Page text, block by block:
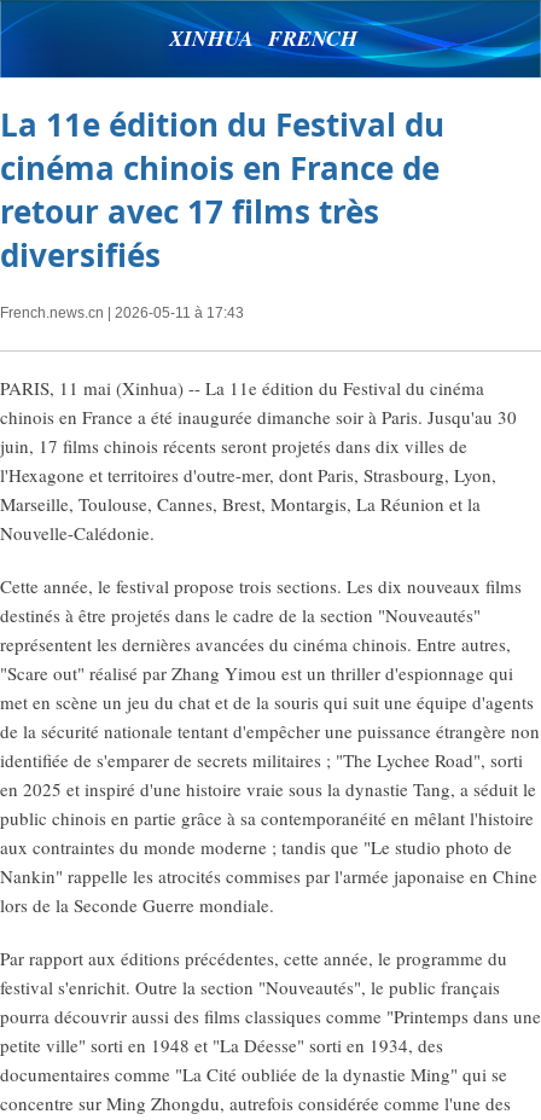
XINHUA FRENCH
La 11e édition du Festival du
cinéma chinois en France de
retour avec 17 films très
diversifiés
French.news.cn | 2026-05-11 à 17:43
PARIS, 11 mai (Xinhua) -- La 11e édition du Festival du cinéma
chinois en France a été inaugurée dimanche soir à Paris. Jusqu'au 30
juin, 17 films chinois récents seront projetés dans dix villes de
l'Hexagone et territoires d'outre-mer, dont Paris, Strasbourg, Lyon,
Marseille, Toulouse, Cannes, Brest, Montargis, La Réunion et la
Nouvelle-Calédonie.
Cette année, le festival propose trois sections. Les dix nouveaux films
destinés à être projetés dans le cadre de la section "Nouveautés"
représentent les dernières avancées du cinéma chinois. Entre autres,
"Scare out" réalisé par Zhang Yimou est un thriller d'espionnage qui
met en scène un jeu du chat et de la souris qui suit une équipe d'agents
de la sécurité nationale tentant d'empêcher une puissance étrangère non
identifiée de s'emparer de secrets militaires ; "The Lychee Road", sorti
en 2025 et inspiré d'une histoire vraie sous la dynastie Tang, a séduit le
public chinois en partie grâce à sa contemporanéité en mêlant l'histoire
aux contraintes du monde moderne ; tandis que "Le studio photo de
Nankin" rappelle les atrocités commises par l'armée japonaise en Chine
lors de la Seconde Guerre mondiale.
Par rapport aux éditions précédentes, cette année, le programme du
festival s'enrichit. Outre la section "Nouveautés", le public français
pourra découvrir aussi des films classiques comme "Printemps dans une
petite ville" sorti en 1948 et "La Déesse" sorti en 1934, des
documentaires comme "La Cité oubliée de la dynastie Ming" qui se
concentre sur Ming Zhongdu, autrefois considérée comme l'une des